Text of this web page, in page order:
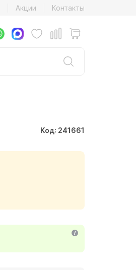
Акции Контакты
Код: 241661